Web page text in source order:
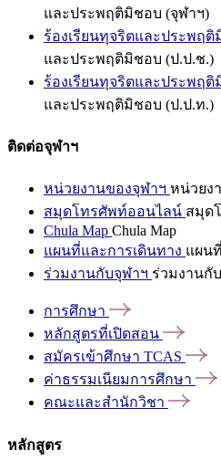
และประพฤติมิชอบ (จุฬาฯ)
ร้องเรียนทุจริตและประพฤ
และประพฤติมิชอบ (ป.ป.ช.)
ร้องเรียนทุจริตและประพฤ
และประพฤติมิชอบ (ป.ป.ท.)
ติดต่อจุฬาฯ
หน่วยงานของจุฬาฯ หน่วยง
สมุดโทรศัพท์ออนไลน์ สมุด
Chula Map Chula Map
แผนที่และการเดินทาง แผน
ร่วมงานกับจุฬาฯ ร่วมงานกั
การศึกษา
หลักสูตรที่เปิดสอน
สมัครเข้าศึกษา TCAS
ค่าธรรมเนียมการศึกษา
คณะและสำนักวิชา
หลักสูตร